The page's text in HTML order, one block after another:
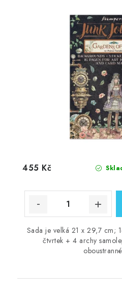
455 Kč
Sada je velká 21 x 29,7 cm;
čtvrtek + 4 archy